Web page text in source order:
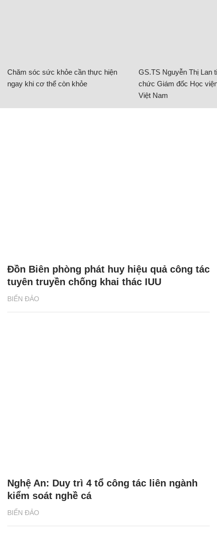
Chăm sóc sức khỏe cần thực hiện
ngay khi cơ thể còn khỏe
GS.TS Nguyễn Thị Lan
chức Giám đốc Học
Việt Nam
BIỂN ĐẢO
Đồn Biên phòng phát huy hiệu quả công tác
tuyên truyền chống khai thác IUU
BIỂN ĐẢO
Nghệ An: Duy trì 4 tổ công tác liên ngành
kiểm soát nghề cá